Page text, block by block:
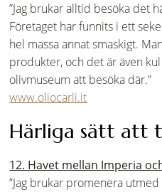
”Jag brukar alltid besöka det
Företaget har funnits i ett
hel massa annat smaskigt.
produkter, och det är även
olivmuseum att besöka där.”
www.oliocarli.it
Härliga sätt att
12. Havet mellan Imperia
”Jag brukar promenera